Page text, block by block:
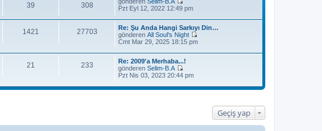
39 308
S
o
n
m
e
s
j
ı
ö
ü
e
Pzt Eyl 12, 2022 12:49 pm
1421 27703
Re: Şu Anda Hangi Sarkıyı Din…
gönderen All Soul's Night
S
n
j
ü
Cmt Mar 29, 2025 18:15 pm
21 233
Re: 2009'a Merhaba...!
gönderen Selim-B.A
S
o
n
Pzt Nis 03, 2023 20:44 pm
Geçiş yap